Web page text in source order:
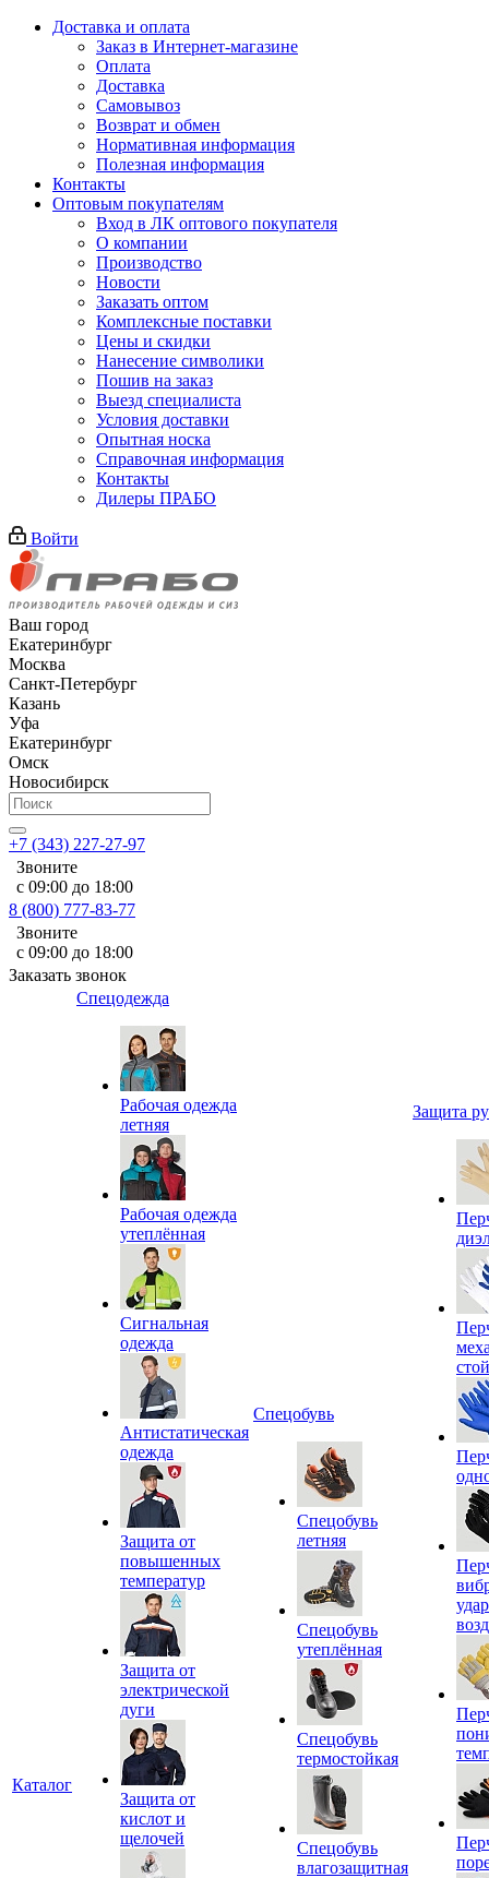
Доставка и оплата
Заказ в Интернет-магазине
Оплата
Доставка
Самовывоз
Возврат и обмен
Нормативная информация
Полезная информация
Контакты
Оптовым покупателям
Вход в ЛК оптового покупателя
О компании
Производство
Новости
Заказать оптом
Комплексные поставки
Цены и скидки
Нанесение символики
Пошив на заказ
Выезд специалиста
Условия доставки
Опытная носка
Справочная информация
Контакты
Дилеры ПРАБО
Войти
Ваш город
Екатеринбург
Москва
Санкт-Петербург
Казань
Уфа
Екатеринбург
Омск
Новосибирск
+7 (343) 227-27-97
Звоните
с 09:00 до 18:00
8 (800) 777-83-77
Звоните
с 09:00 до 18:00
Заказать звонок
Каталог
Спецодежда
Рабочая одежда
летняя
Рабочая одежда
утеплённая
Сигнальная
одежда
Антистатическая
одежда
Защита от
повышенных
температур
Защита от
электрической
дуги
Защита от
кислот и
щелочей
Спецобувь
Спецобувь
летняя
Спецобувь
утеплённая
Спецобувь
термостойкая
Спецобувь
влагозащитная
Защита